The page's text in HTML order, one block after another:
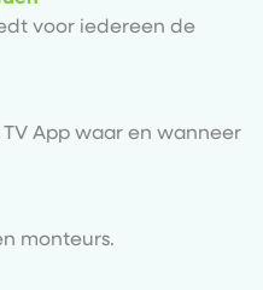
voor iedereen de
TV App waar en wanneer
monteurs.